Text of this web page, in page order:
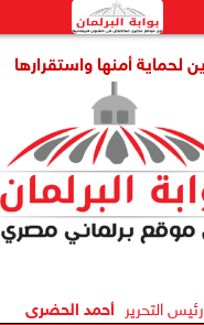



أمنها واستقرارها
رئيس التحرير أحمد الحضرى